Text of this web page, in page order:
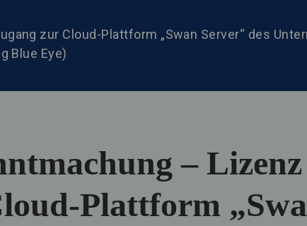
zur Cloud-Plattform „Swan Server“ des
Blue Eye)
– Lizenz
Plattform